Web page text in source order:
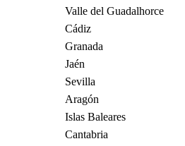
Valle del Guadalhorce
Cádiz
Granada
Jaén
Sevilla
Aragón
Islas Baleares
Cantabria